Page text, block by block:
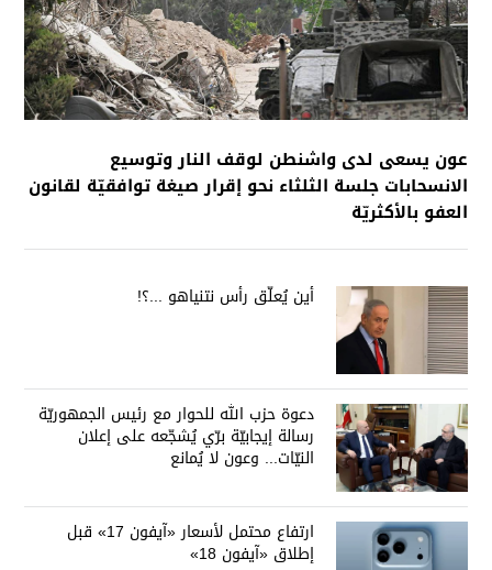
عون يسعى لدى واشنطن لوقف النار وتوسيع
الانسحابات جلسة الثلثاء نحو إقرار صيغة توافقيّة لقانون
العفو بالأكثريّة
أين يُعلّق رأس نتنياهو ...؟!
دعوة حزب الله للحوار مع رئيس الجمهوريّة
رسالة إيجابيّة برّي يُشجّعه على إعلان
النيّات... وعون لا يُمانع
ارتفاع محتمل لأسعار «آيفون 17» قبل
إطلاق «آيفون 18»